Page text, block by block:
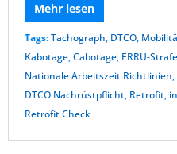
Mehr lesen
Tags:Tachograph, DTCO,
Kabotage,Cabotage, ERRU-
Nationale Arbeitszeit Richtlinien,
DTCO Nachrüstpflicht, Retrofit,
Retrofit Check